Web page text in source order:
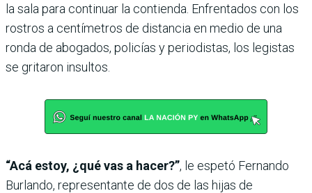
la sala para continuar la contienda. Enfrentados con los
rostros a centímetros de distancia en medio de una
ronda de abogados, policías y periodistas, los legistas
se gritaron insultos.
“Acá estoy, ¿qué vas a hacer?”, le espetó Fernando
Burlando, representante de dos de las hijas de